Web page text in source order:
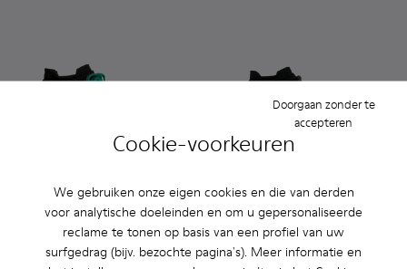
Cookie-voorkeuren
We gebruiken onze eigen cookies en die van derden
voor analytische doeleinden en om u gepersonaliseerde
reclame te tonen op basis van een profiel van uw
surfgedrag (bijv. bezochte pagina's). Meer informatie en
Doorgaan zonder te
accepteren
Tossu - A500005-003 - Multicolor
Tossu - A500005-040
Tossu - A500005-034
Tossu - A500005-033
Tossu - A500005-032
Tossu - A500005-031
Tossu -Tossu -
Tossu
TOSSU - A500005-002 -
TOSSU - A500005-
TOSSU -
TOSSU